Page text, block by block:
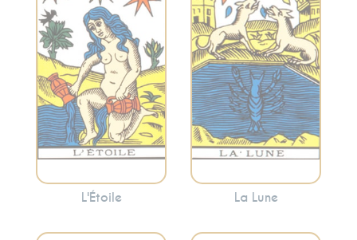
suggère souvent
que des moments
de calme et de
réflexion peuvent
apporter la clarté.
L'Étoile
carte peut indiquer
des périodes de
confusion
émotionnelle ou
l’appel à écouter
votre intuition.
La Lune